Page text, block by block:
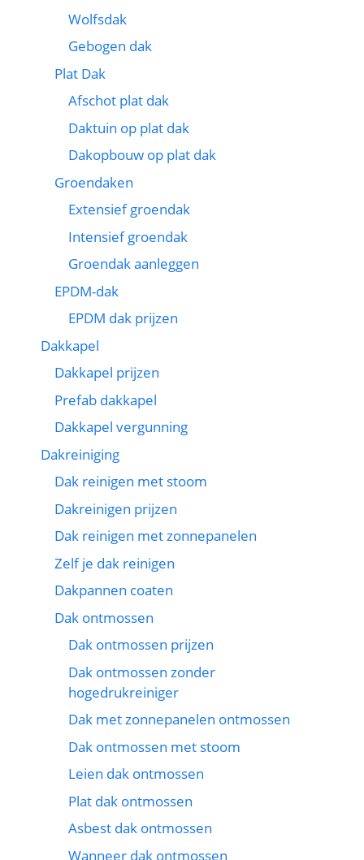
Wolfsdak
Gebogen dak
Plat Dak
Afschot plat dak
Daktuin op plat dak
Dakopbouw op plat dak
Groendaken
Extensief groendak
Intensief groendak
Groendak aanleggen
EPDM-dak
EPDM dak prijzen
Dakkapel
Dakkapel prijzen
Prefab dakkapel
Dakkapel vergunning
Dakreiniging
Dak reinigen met stoom
Dakreinigen prijzen
Dak reinigen met zonnepanelen
Zelf je dak reinigen
Dakpannen coaten
Dak ontmossen
Dak ontmossen prijzen
Dak ontmossen zonder
hogedrukreiniger
Dak met zonnepanelen ontmossen
Dak ontmossen met stoom
Leien dak ontmossen
Plat dak ontmossen
Asbest dak ontmossen
Wanneer dak ontmossen